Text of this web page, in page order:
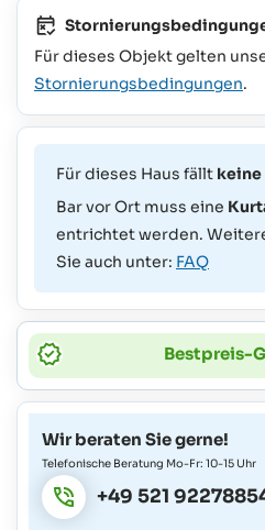
Für dieses Objekt gelten
Stornierungsbedingungen.
Für dieses Haus fällt
Bar vor Ort muss eine
entrichtet werden.
Sie auch unter: FAQ
Bestpreis-
Wir beraten Sie gerne!
Telefonische Beratung Mo-Fr: 10-15 Uhr
+49 521